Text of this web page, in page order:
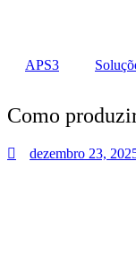
APS3
Como
dezembro 23,